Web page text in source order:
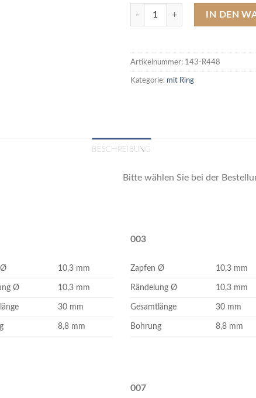
IN DEN
Artikelnummer: 143-R448
Kategorie: mit Ring
BESCHREIBUNG
Bitte wählen Sie bei der
Ø 10,3 mm
Ø 10,3 mm
30 mm
8,8 mm
003
Zapfen Ø 10,3 mm
Rändelung Ø 10,3 mm
Gesamtlänge 30 mm
Bohrung 8,8 mm
007